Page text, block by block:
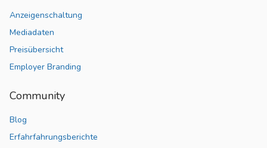
Anzeigenschaltung
Mediadaten
Preisübersicht
Employer Branding
Community
Blog
Erfahrfahrungsberichte